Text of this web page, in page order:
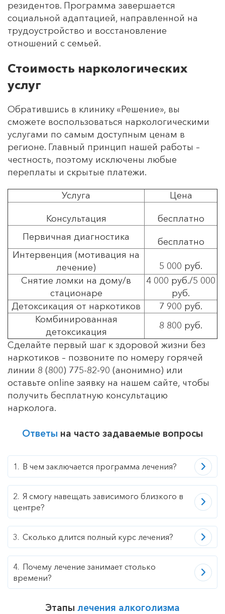
резидентов. Программа завершается
социальной адаптацией, направленной на
трудоустройство и восстановление
отношений с семьей.
Стоимость наркологических
услуг
Обратившись в клинику «Решение», вы
сможете воспользоваться наркологическими
услугами по самым доступным ценам в
регионе. Главный принцип нашей работы –
честность, поэтому исключены любые
переплаты и скрытые платежи.
Услуга Цена
Консультация
бесплатно
Первичная диагностика
бесплатно
Интервенция (мотивация на
лечение)
5 000 руб.
Снятие ломки на дому/в
стационаре
4 000 руб./5 000
руб.
Детоксикация от наркотиков
7 900 руб.
Комбинированная
детоксикация
8 800 руб.
Сделайте первый шаг к здоровой жизни без
наркотиков – позвоните по номеру горячей
линии 8 (800) 775-82-90 (анонимно) или
оставьте online заявку на нашем сайте, чтобы
получить бесплатную консультацию
нарколога.
Ответы на часто задаваемые вопросы
В чем заключается программа лечения?
Я смогу навещать зависимого близкого в
центре?
Сколько длится полный курс лечения?
Почему лечение занимает столько
времени?
Этапы лечения алкоголизма